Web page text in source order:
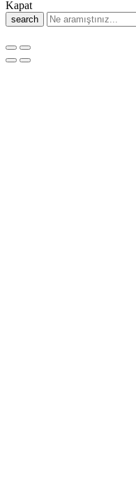
Kapat
search